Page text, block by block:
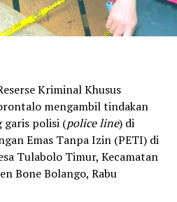
disuarakan warga
industri ekstraktif di
pesisir serta perairan
daerah resapan air, dan
serta petani lokal.
PT CBM diprediksi bakal
dari koalisi masyarakat sipil
bersiap menghadang
Kriminal Khusus
mengambil tindakan
garis polisi (police line) di
Emas Tanpa Izin (PETI) di
Tulabolo Timur, Kecamatan
Bone Bolango, Rabu